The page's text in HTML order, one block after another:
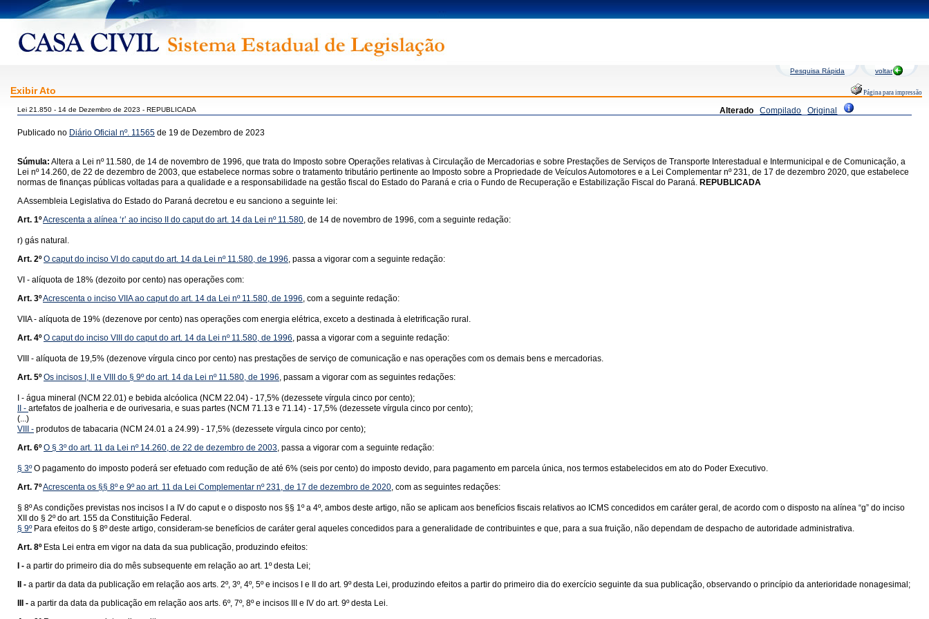
Pesquisa Rápida voltar
Exibir Ato Página para impressão
Alterado Compilado Original
Lei 21.850 - 14 de Dezembro de 2023 - REPUBLICADA
Publicado no Diário Oficial nº. 11565 de 19 de Dezembro de 2023
Súmula: Altera a Lei nº 11.580, de 14 de novembro de 1996, que trata do Imposto sobre Operações relativas à Circulação de Mercadorias e sobre Prestações de Serviços de Transporte Interestadual e Intermunicipal e de Comunicação, a
Lei nº 14.260, de 22 de dezembro de 2003, que estabelece normas sobre o tratamento tributário pertinente ao Imposto sobre a Propriedade de Veículos Automotores e a Lei Complementar nº 231, de 17 de dezembro 2020, que estabelece
normas de finanças públicas voltadas para a qualidade e a responsabilidade na gestão fiscal do Estado do Paraná e cria o Fundo de Recuperação e Estabilização Fiscal do Paraná. REPUBLICADA
A Assembleia Legislativa do Estado do Paraná decretou e eu sanciono a seguinte lei:
Art. 1ºAcrescenta a alínea ‘r’ ao inciso II do caput do art. 14 da Lei nº 11.580, de 14 de novembro de 1996, com a seguinte redação:
r) gás natural.
Art. 2º O caput do inciso VI do caput do art. 14 da Lei nº 11.580, de 1996, passa a vigorar com a seguinte redação:
VI - alíquota de 18% (dezoito por cento) nas operações com:
Art. 3ºAcrescenta o inciso VIIA ao caput do art. 14 da Lei nº 11.580, de 1996, com a seguinte redação:
VIIA - alíquota de 19% (dezenove por cento) nas operações com energia elétrica, exceto a destinada à eletrificação rural.
Art. 4º O caput do inciso VIII do caput do art. 14 da Lei nº 11.580, de 1996, passa a vigorar com a seguinte redação:
VIII - alíquota de 19,5% (dezenove vírgula cinco por cento) nas prestações de serviço de comunicação e nas operações com os demais bens e mercadorias.
Art. 5º Os incisos I, II e VIII do § 9º do art. 14 da Lei nº 11.580, de 1996, passam a vigorar com as seguintes redações:
I - água mineral (NCM 22.01) e bebida alcóolica (NCM 22.04) - 17,5% (dezessete vírgula cinco por cento);
II - artefatos de joalheria e de ourivesaria, e suas partes (NCM 71.13 e 71.14) - 17,5% (dezessete vírgula cinco por cento);
(...)
VIII - produtos de tabacaria (NCM 24.01 a 24.99) - 17,5% (dezessete vírgula cinco por cento);
Art. 6º O § 3º do art. 11 da Lei nº 14.260, de 22 de dezembro de 2003, passa a vigorar com a seguinte redação:
§ 3ºO pagamento do imposto poderá ser efetuado com redução de até 6% (seis por cento) do imposto devido, para pagamento em parcela única, nos termos estabelecidos em ato do Poder Executivo.
Art. 7ºAcrescenta os §§ 8º e 9º ao art. 11 da Lei Complementar nº 231, de 17 de dezembro de 2020, com as seguintes redações:
§ 8º As condições previstas nos incisos I a IV do caput e o disposto nos §§ 1º a 4º, ambos deste artigo, não se aplicam aos benefícios fiscais relativos ao ICMS concedidos em caráter geral, de acordo com o disposto na alínea “g” do inciso
XII do § 2º do art. 155 da Constituição Federal.
§ 9ºPara efeitos do § 8º deste artigo, consideram-se benefícios de caráter geral aqueles concedidos para a generalidade de contribuintes e que, para a sua fruição, não dependam de despacho de autoridade administrativa.
Art. 8º Esta Lei entra em vigor na data da sua publicação, produzindo efeitos:
I - a partir do primeiro dia do mês subsequente em relação ao art. 1º desta Lei;
II - a partir da data da publicação em relação aos arts. 2º, 3º, 4º, 5º e incisos I e II do art. 9º desta Lei, produzindo efeitos a partir do primeiro dia do exercício seguinte da sua publicação, observando o princípio da anterioridade nonagesimal;
III - a partir da data da publicação em relação aos arts. 6º, 7º, 8º e incisos III e IV do art. 9º desta Lei.